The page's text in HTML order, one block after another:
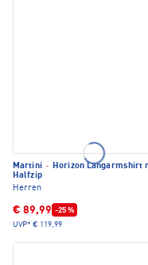
Martini · Horizon Langarmshirt
Halfzip
Herren
€ 89,99 -25 %
UVP* € 119,99